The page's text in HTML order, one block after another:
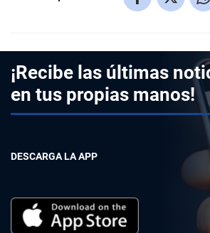
¡Recibe las últimas
en tus propias manos!
DESCARGA LA APP